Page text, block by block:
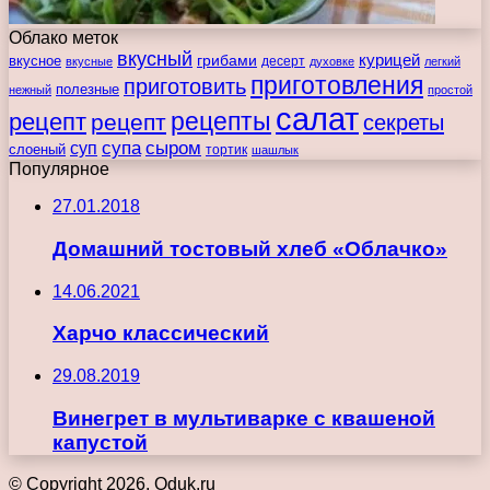
Облако меток
вкусное вкусные вкусный грибами десерт духовке курицей легкий
нежный полезные приготовить приготовления простой
рецепт рецепт рецепты салатсекреты
слоеный суп супа сыром тортик шашлык
Популярное
27.01.2018
Домашний тостовый хлеб «Облачко»
14.06.2021
Харчо классический
29.08.2019
Винегрет в мультиварке с квашеной
капустой
© Copyright 2026, Oduk.ru